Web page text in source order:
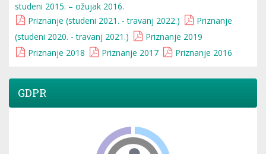
studeni 2015. – ožujak 2016.
Priznanje (studeni 2021. - travanj 2022.)
Priznanje
(studeni 2020. - travanj 2021.)
Priznanje 2019
Priznanje 2018
Priznanje 2017 Priznanje 2016
GDPR